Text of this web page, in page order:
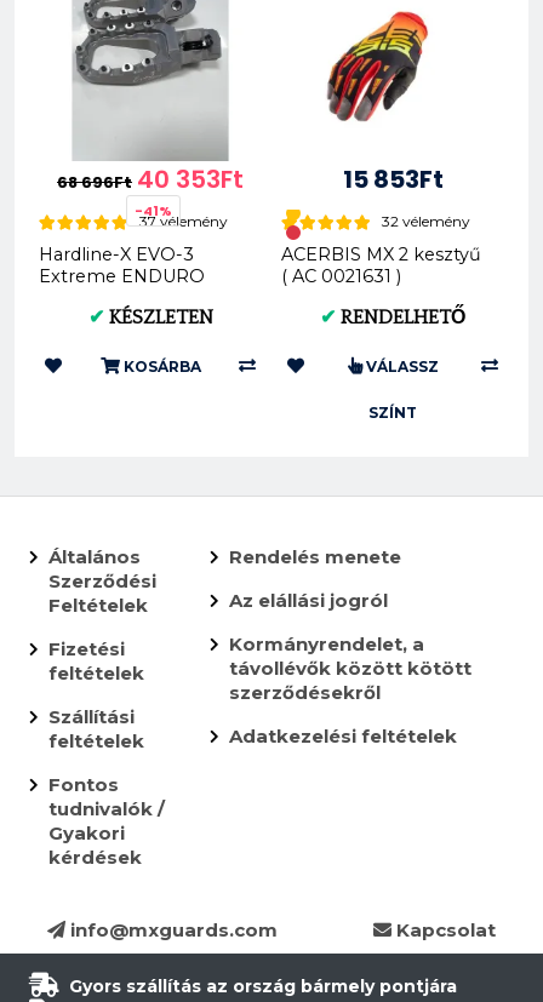
68 696Ft 40 353Ft
-41%
37 vélemény
Hardline-X EVO-3
Extreme ENDURO
✔ KÉSZLETEN
KOSÁRBA
15 853Ft
32 vélemény
ACERBIS MX 2 kesztyű
( AC 0021631 )
✔ RENDELHETŐ
VÁLASSZ
SZÍNT
Általános
Szerződési
Feltételek
Fizetési
feltételek
Szállítási
feltételek
Fontos
tudnivalók /
Gyakori
kérdések
Rendelés menete
Az elállási jogról
Kormányrendelet, a
távollévők között kötött
szerződésekről
Adatkezelési feltételek
info@mxguards.com Kapcsolat
Gyors szállítás az ország bármely pontjára